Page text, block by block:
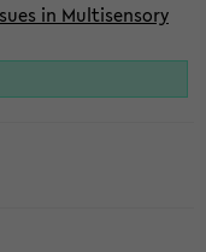
in Multisensory